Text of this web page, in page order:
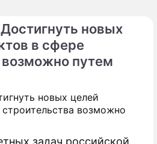
новых
в сфере
возможно путем
задач российской